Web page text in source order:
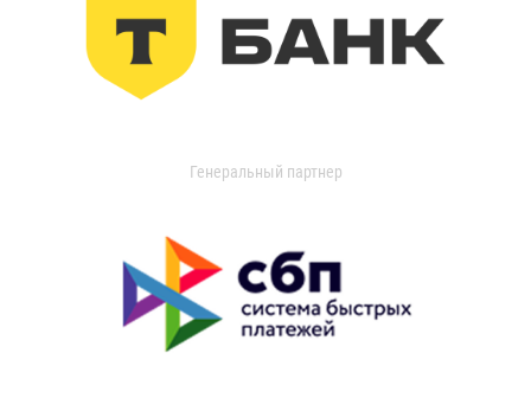
Генеральный партнер